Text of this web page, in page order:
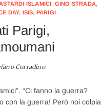
ISLAMICI, GINO STRADA,
DAY, ISIS, PARIGI
Parigi,
Corradino
“Ci fanno la guerra?
con la guerra! Però noi